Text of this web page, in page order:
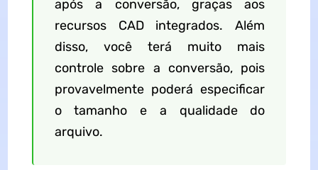
após a conversão, graças aos
recursos CAD integrados. Além
disso, você terá muito mais
controle sobre a conversão, pois
provavelmente poderá especificar
o tamanho e a qualidade do
arquivo.